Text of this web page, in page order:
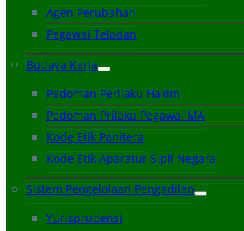
Agen Perubahan
Pegawai Teladan
Budaya Kerja
Pedoman Perilaku Hakim
Pedoman Prilaku Pegawai MA
Kode Etik Panitera
Kode Etik Aparatur Sipil Negara
Sistem Pengelolaan Pengadilan
Yurisprudensi